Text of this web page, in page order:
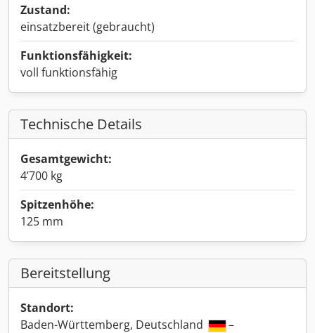
Zustand:
einsatzbereit (gebraucht)
Funktionsfähigkeit:
voll funktionsfähig
Technische Details
Gesamtgewicht:
4’700 kg
Spitzenhöhe:
125 mm
Bereitstellung
Standort:
Baden-Württemberg, Deutschland
–